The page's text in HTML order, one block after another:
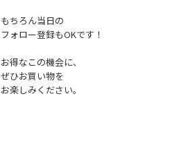
もちろん当日の
フォロー登録もOKです！
お得なこの機会に、
ぜひお買い物を
お楽しみください。